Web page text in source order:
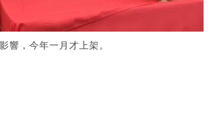
響，今年一月才上架。